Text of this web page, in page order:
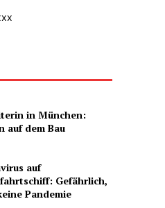
in München:
auf dem Bau
auf
Gefährlich,
Pandemie